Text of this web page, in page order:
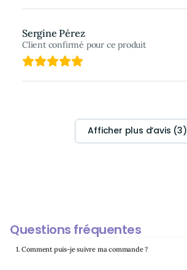
Sergine Pérez
Client confirmé pour ce produit
Afficher plus d‘avis (3)
Questions fréquentes
1. Comment puis-je suivre ma commande ?